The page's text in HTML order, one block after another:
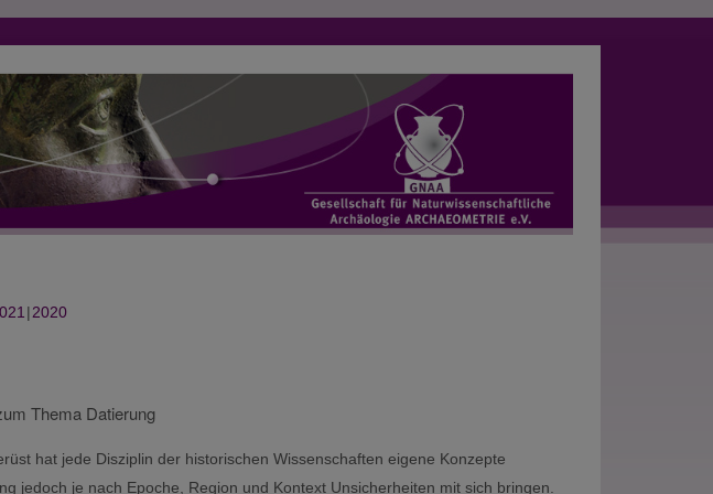
2020
Thema Datierung
hat jede Disziplin der historischen Wissenschaften eigene Konzepte
jedoch je nach Epoche, Region und Kontext Unsicherheiten mit sich bringen.